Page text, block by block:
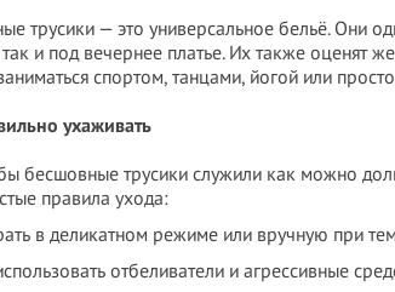
трусики — это универсальное бельё. Они
и под вечернее платье. Их также оценят
спортом, танцами, йогой или
ухаживать
бесшовные трусики служили как можно
правила ухода:
в деликатном режиме или вручную при
отбеливатели и агрессивные